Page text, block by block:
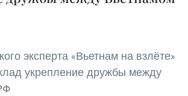
эксперта «Вьетнам на взлёте»
укрепление дружбы между